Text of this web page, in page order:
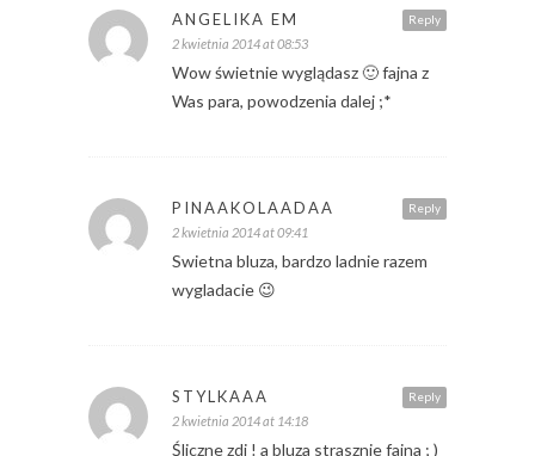
Reply
ANGELIKA EM
2 kwietnia 2014 at 08:53
Wow świetnie wyglądasz 🙂 fajna z
Was para, powodzenia dalej ;*
Reply
PINAAKOLAADAA
2 kwietnia 2014 at 09:41
Swietna bluza, bardzo ladnie razem
wygladacie 😉
Reply
STYLKAAA
2 kwietnia 2014 at 14:18
Śliczne zdj ! a bluza strasznie fajna ; )